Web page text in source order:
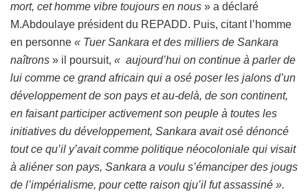
mort, cet homme vibre toujours en nous » a déclaré
M.Abdoulaye président du REPADD. Puis, citant l’homme
en personne « Tuer Sankara et des milliers de Sankara
naîtrons » il poursuit, « aujourd’hui on continue à parler de
lui comme ce grand africain qui a osé poser les jalons d’un
développement de son pays et au-delà, de son continent,
en faisant participer activement son peuple à toutes les
initiatives du développement, Sankara avait osé dénoncé
tout ce qu’il y’avait comme politique néocoloniale qui visait
à aliéner son pays, Sankara a voulu s’émanciper des jougs
de l’impérialisme, pour cette raison qju’il fut assassiné ».